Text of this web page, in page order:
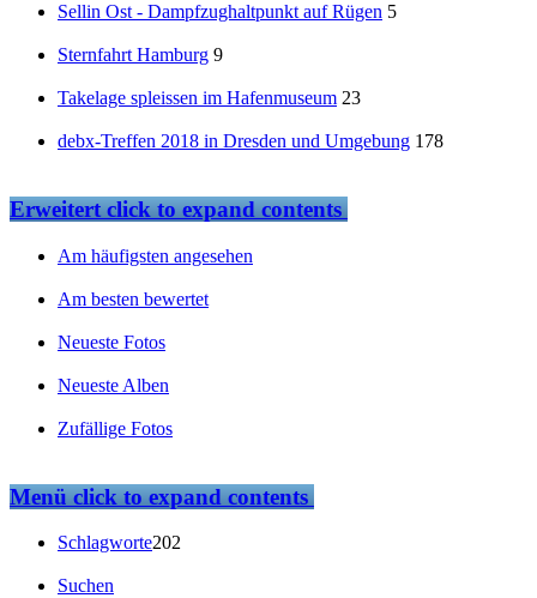
Sellin Ost - Dampfzughaltpunkt auf Rügen 5
Sternfahrt Hamburg 9
Takelage spleissen im Hafenmuseum 23
debx-Treffen 2018 in Dresden und Umgebung 178
Erweitertclick to expand contents
Am häufigsten angesehen
Am besten bewertet
Neueste Fotos
Neueste Alben
Zufällige Fotos
Menüclick to expand contents
Schlagworte202
Suchen